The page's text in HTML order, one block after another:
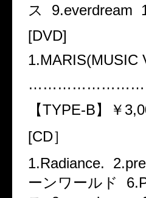
ス 9.everdream
[DVD]
1.MARIS(MUSIC
【TYPE-B】￥
[CD］
1.Radiance.
ーンワールド